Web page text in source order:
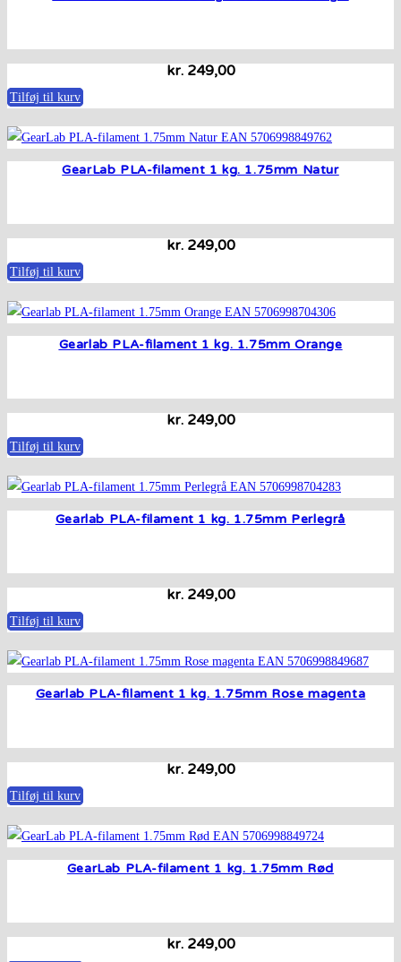
kr.249,00
Tilføj til kurv
GearLab PLA-filament 1 kg. 1.75mm Natur
kr.249,00
Tilføj til kurv
Gearlab PLA-filament 1 kg. 1.75mm Orange
kr.249,00
Tilføj til kurv
Gearlab PLA-filament 1 kg. 1.75mm Perlegrå
kr.249,00
Tilføj til kurv
Gearlab PLA-filament 1 kg. 1.75mm Rose magenta
kr.249,00
Tilføj til kurv
GearLab PLA-filament 1 kg. 1.75mm Rød
kr.249,00